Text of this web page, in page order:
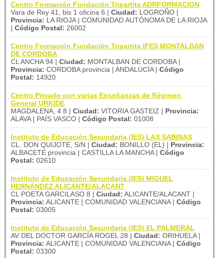
Centro Formación Fundación Tripartita ADRFORMACION
Vara de Rey 41, bis 1 oficina 6 | Ciudad: LOGROÑO |
Provincia: LA RIOJA | COMUNIDAD AUTÓNOMA DE LA RIOJA
| Código Postal: 26002
Centro Formación Fundación Tripartita IFES MONTALBAN
DE CORDOBA
CL ANCHA 94 | Ciudad: MONTALBAN DE CORDOBA |
Provincia: CORDOBA provincia | ANDALUCÍA | Código
Postal: 14920
Centro Privado con varias Enseñanzas de Régimen
General URKIDE
MAGDALENA, 4 8 | Ciudad: VITORIA GASTEIZ | Provincia:
ALAVA | PAÍS VASCO | Código Postal: 01008
Instituto de Educación Secundaria (IES) LAS SABINAS
CL. DON QUIJOTE, S/N | Ciudad: BONILLO (EL) | Provincia:
ALBACETE provincia | CASTILLA LA MANCHA | Código
Postal: 02610
Instituto de Educación Secundaria (IES) MIGUEL
HERNÁNDEZ ALICANTE/ALACANT
CL POETA GARCILASO 8 | Ciudad: ALICANTE/ALACANT |
Provincia: ALICANTE | COMUNIDAD VALENCIANA | Código
Postal: 03005
Instituto de Educación Secundaria (IES) EL PALMERAL
AV DEL DOCTOR GARCÍA ROGEL 28 | Ciudad: ORIHUELA |
Provincia: ALICANTE | COMUNIDAD VALENCIANA | Código
Postal: 03300